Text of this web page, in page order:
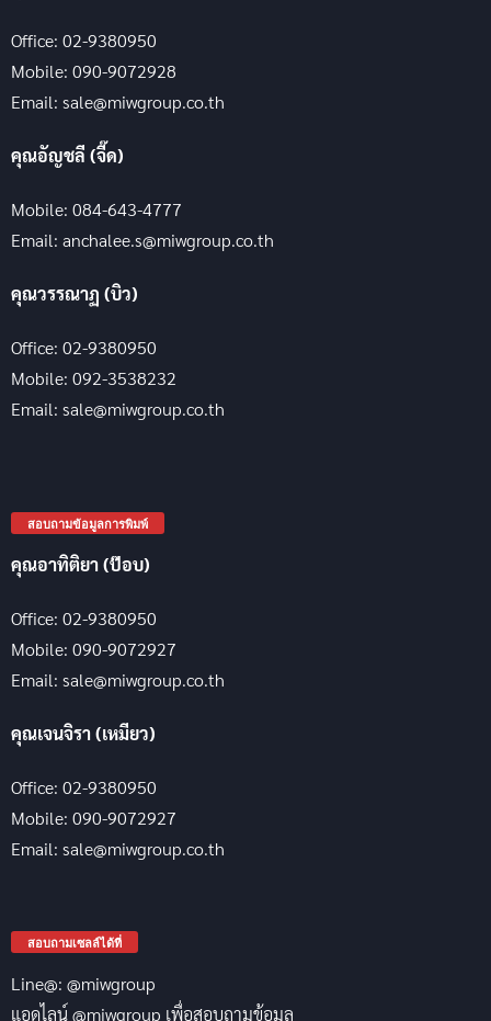
Office: 02-9380950
Mobile: 090-9072928
Email: sale@miwgroup.co.th
คุณอัญชลี (จี๊ด)
Mobile: 084-643-4777
Email: anchalee.s@miwgroup.co.th
คุณวรรณาฏ (บิว)
Office: 02-9380950
Mobile: 092-3538232
Email: sale@miwgroup.co.th
สอบถามข้อมูลการพิมพ์
คุณอาทิติยา (ป๊อบ)
Office: 02-9380950
Mobile: 090-9072927
Email: sale@miwgroup.co.th
คุณเจนจิรา (เหมียว)
Office: 02-9380950
Mobile: 090-9072927
Email: sale@miwgroup.co.th
สอบถามเซลล์ได้ที่
Line@: @miwgroup
แอดไลน์ @miwgroup เพื่อสอบถามข้อมูล